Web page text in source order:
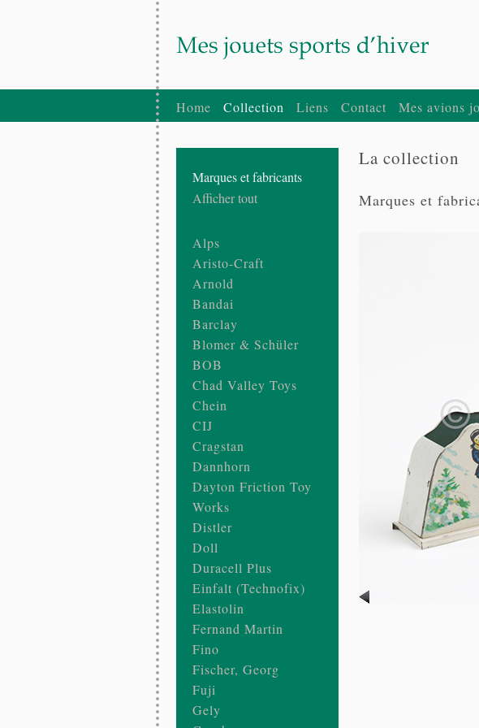
Home Collection Liens Contact Mes avions
Marques et fabricants
Afficher tout
Alps
Aristo-Craft
Arnold
Bandai
Barclay
Blomer & Schüler
BOB
Chad Valley Toys
Chein
CIJ
Cragstan
Dannhorn
Dayton Friction Toy
Works
Distler
Doll
Duracell Plus
Einfalt (Technofix)
Elastolin
Fernand Martin
Fino
Fischer, Georg
Fuji
Gely
La collection
Marques et
Glissade sur les montagnes
Leningrad Metal Works
завод Металлоизделий
Russie (URSS)
Années 1940-1960
Tôle lithographiée et peinte
Mécanisme d’horlogerie